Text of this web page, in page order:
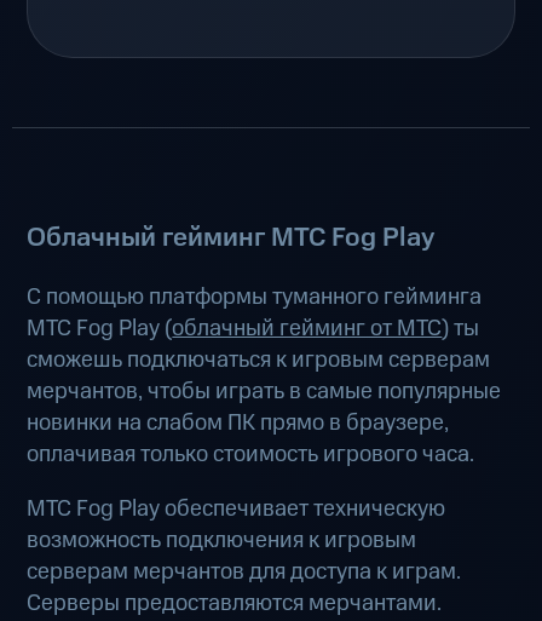
Облачный гейминг МТС Fog Play
С помощью платформы туманного гейминга
МТС Fog Play (облачный гейминг от МТС) ты
сможешь подключаться к игровым серверам
мерчантов, чтобы играть в самые популярные
новинки на слабом ПК прямо в браузере,
оплачивая только стоимость игрового часа.
МТС Fog Play обеспечивает техническую
возможность подключения к игровым
серверам мерчантов для доступа к играм.
Серверы предоставляются мерчантами.